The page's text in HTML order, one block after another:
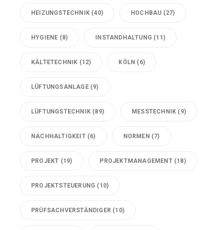
HEIZUNGSTECHNIK (40) HOCHBAU (27)
HYGIENE (8) INSTANDHALTUNG (11)
KÄLTETECHNIK (12) KÖLN (6)
LÜFTUNGSANLAGE(9)
LÜFTUNGSTECHNIK (89) MESSTECHNIK (9)
NACHHALTIGKEIT(6) NORMEN (7)
PROJEKT (19) PROJEKTMANAGEMENT(18)
PROJEKTSTEUERUNG (10)
PRÜFSACHVERSTÄNDIGER (10)